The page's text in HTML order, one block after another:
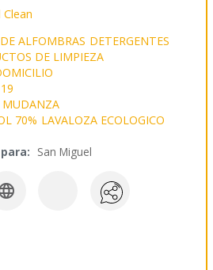
ALFOMBRAS DETERGENTES
DE LIMPIEZA
MUDANZA
70% LAVALOZA ECOLOGICO
San Miguel